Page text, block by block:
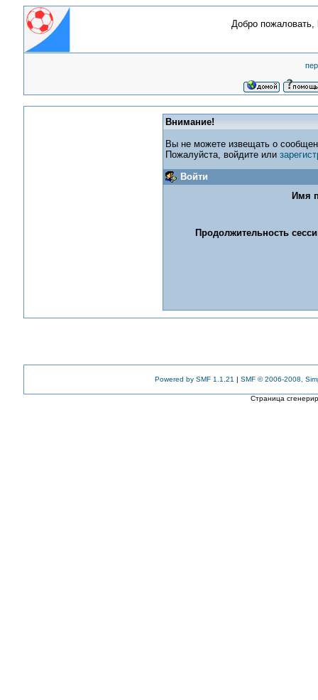
Добро пожаловать,
Внимание!
Вы не можете извещать о
Пожалуйста, войдите или
Войти
Имя
Продолжительность
Powered by SMF 1.1.21 | SMF © 2006-2008,
Страница